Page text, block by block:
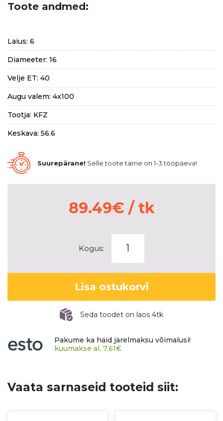
Toote andmed:
Laius: 6
Diameeter: 16
Velje ET: 40
Augu valem: 4x100
Tootja: KFZ
Keskava: 56.6
Suurepärane! Selle toote tarne on 1-3 tööpäeva!
89.49€ / tk
Kogus:
9507
Black
6x16
4x100
ET40
CB56,6
9507
kogus
Lisa ostukorvi
Seda toodet on laos 4tk
Pakume ka häid järelmaksu võimalusi!
kuumakse al. 7.61€
Vaata sarnaseid tooteid siit: